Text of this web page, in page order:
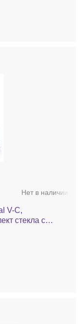
Нет в наличии
V-C,
стекла с